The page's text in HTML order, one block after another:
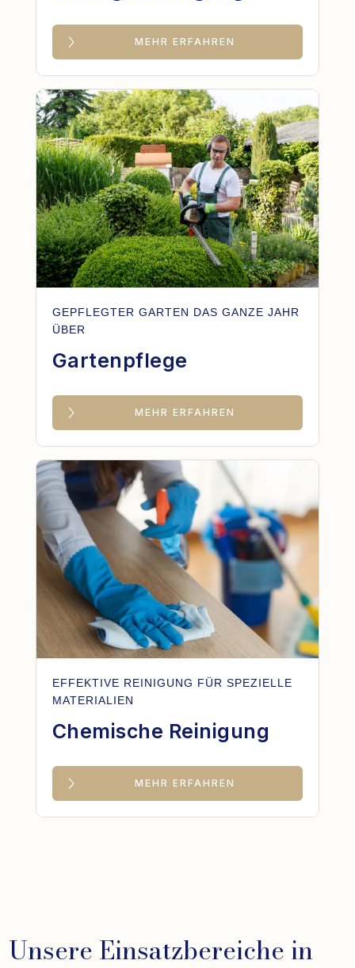
MEHR ERFAHREN
GEPFLEGTER GARTEN DAS GANZE JAHR
ÜBER
Gartenpflege
MEHR ERFAHREN
EFFEKTIVE REINIGUNG FÜR SPEZIELLE
MATERIALIEN
Chemische Reinigung
MEHR ERFAHREN
Unsere Einsatzbereiche in